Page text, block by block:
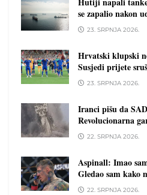
se zapalio nakon
23. SRPNJA 2026.
Hrvatski klupski
Susjedi prijete
23. SRPNJA 2026.
Iranci pišu da
Revolucionarna
22. SRPNJA 2026.
Aspinall: Imao
Gledao sam kako
22. SRPNJA 2026.